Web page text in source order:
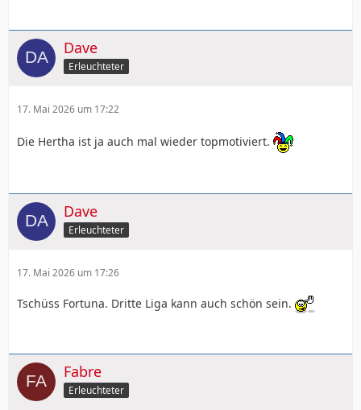
Dave
Erleuchteter
17. Mai 2026 um 17:22
Die Hertha ist ja auch mal wieder topmotiviert.
Dave
Erleuchteter
17. Mai 2026 um 17:26
Tschüss Fortuna. Dritte Liga kann auch schön sein.
Fabre
Erleuchteter